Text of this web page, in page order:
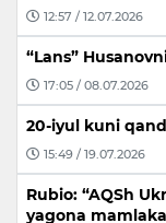
12:57 / 12.07.2026
“Lans”
17:05 / 08.07.2026
20-iyul kuni
15:49 / 19.07.2026
Rubio: “AQSh
yagona